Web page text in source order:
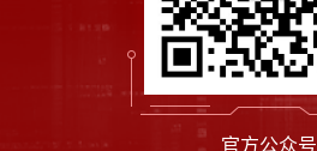
官方公众号